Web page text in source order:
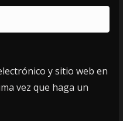
y sitio web en
vez que haga un